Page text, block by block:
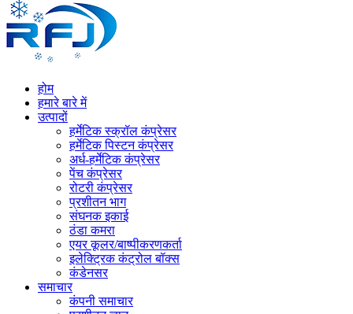
होम
हमारे बारे में
उत्पादों
हर्मेटिक स्क्रॉल कंप्रेसर
हर्मेटिक पिस्टन कंप्रेसर
अर्ध-हर्मेटिक कंप्रेसर
पेंच कंप्रेसर
रोटरी कंप्रेसर
प्रशीतन भाग
संघनक इकाई
ठंडा कमरा
एयर कूलर/बाष्पीकरणकर्ता
इलेक्ट्रिक कंट्रोल बॉक्स
कंडेनसर
समाचार
कंपनी समाचार